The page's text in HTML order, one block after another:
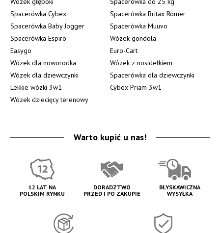
Spacerówka Cybex
Spacerówka Britax Romer
Spacerówka Baby Jogger
Spacerówka Muuvo
Spacerówka Espiro
Wózek gondola
Easygo
Euro-Cart
Wózek dla noworodka
Wózek z nosidełkiem
Wózek dla dziewczynki
Spacerówka dla dziewczynki
Lekkie wózki 3w1
Cybex Priam 3w1
Wózek dziecięcy terenowy
Warto kupić u nas!
12 LAT NA
POLSKIM RYNKU
DORADZTWO
PRZED I PO ZAKUPIE
BŁYSKAWICZNA
WYSYŁKA